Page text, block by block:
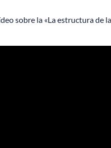
sobre la «La estructura de